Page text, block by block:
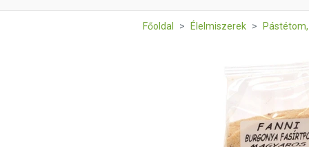
Főoldal Élelmiszerek